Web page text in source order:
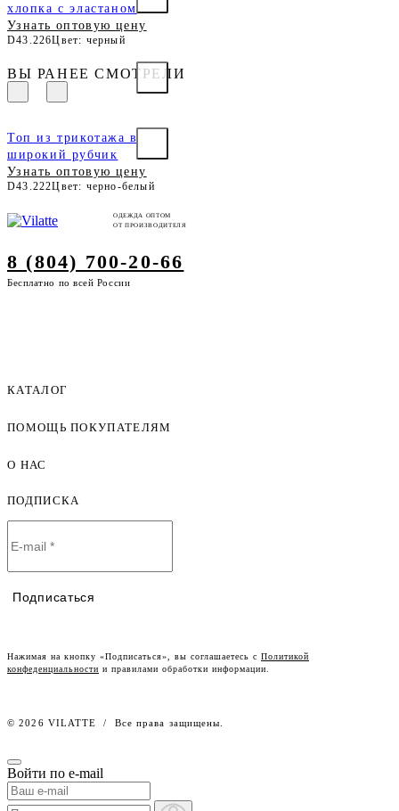
хлопка с эластаном
Узнать оптовую цену
D43.226Цвет: черный
ВЫ РАНЕЕ СМОТРЕЛИ
Топ из трикотажа в
широкий рубчик
Узнать оптовую цену
D43.222Цвет: черно-белый
ОДЕЖДА ОПТОМ
ОТ ПРОИЗВОДИТЕЛЯ
8 (804) 700-20-66
Бесплатно по всей России
КАТАЛОГ
Женская одежда оптом
Мужская одежда оптом
ПОМОЩЬ ПОКУПАТЕЛЯМ
Оплата и доставка
Договор-оферта
Условия сотрудничества
О НАС
Lookbook
Работа в компании
ПОДПИСКА
Подписаться
Нажимая на кнопку «Подписаться», вы соглашаетесь с Политикой
конфеденциальности и правилами обработки информации.
© 2026 VILATTE / Все права защищены.
Войти по e-mail